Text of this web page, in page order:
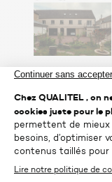
Le jury a par
spéciale à
Garénaux, de
une dotation
leur projet «